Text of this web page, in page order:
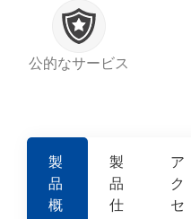
公的なサービス
製
品
概
製
品
仕
ア
ク
セ